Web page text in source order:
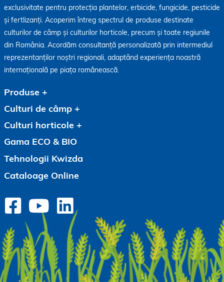
exclusivitate pentru protecția plantelor, erbicide, fungicide, pesticide
și fertlizanți. Acoperim întreg spectrul de produse destinate
culturilor de câmp și culturilor horticole, precum și toate regiunile
din România. Acordăm consultanță personalizată prin intermediul
reprezentanților noștri regionali, adaptând experiența noastră
internațională pe piața românească.
Produse
Culturi de câmp
Culturi horticole
Gama ECO & BIO
Tehnologii Kwizda
Cataloage Online